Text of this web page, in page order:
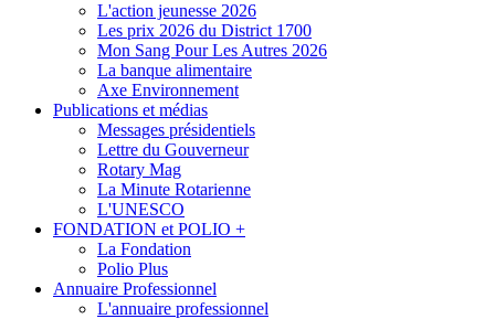
L'action jeunesse 2026
Les prix 2026 du District 1700
Mon Sang Pour Les Autres 2026
La banque alimentaire
Axe Environnement
Publications et médias
Messages présidentiels
Lettre du Gouverneur
Rotary Mag
La Minute Rotarienne
L'UNESCO
FONDATION et POLIO +
La Fondation
Polio Plus
Annuaire Professionnel
L'annuaire professionnel